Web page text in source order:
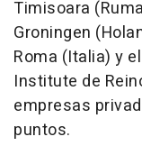
Timisoara
Groningen
Roma (Italia) y
Institute de
empresas
puntos.